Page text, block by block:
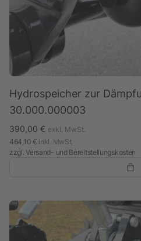
Hydrospeicher zur
30.000.000003
390,00 € exkl. MwSt.
464,10 € inkl. MwSt.
zzgl.Versand- und Bereitstellungskosten